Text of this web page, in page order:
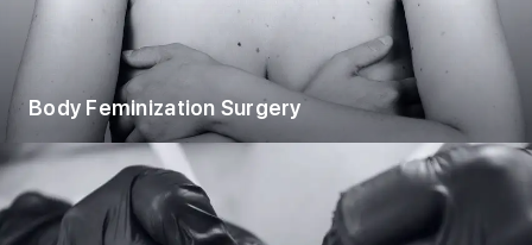
Body Feminization Surgery